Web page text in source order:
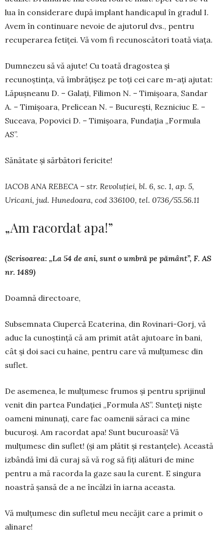
lua în considerare după implant han­dicapul în gradul I.
Avem în continuare ne­voie de ajutorul dvs., pen­tru
recuperarea fetiței. Vă vom fi recu­nos­cători toată viața.
Dumnezeu să vă ajute! Cu toată dragostea și
recunoștința, vă îmbrățișez pe toți cei care m-ați ajutat:
Lăpușneanu D. – Galați, Fili­mon N. – Timișoara, Sandar
A. – Timișoara, Pre­licean N. – București, Rezniciuc E. –
Suceava, Popovici D. – Timișoara, Fundația „Formula
AS”.
Sănătate și sărbători fericite!
IACOB ANA REBECA – str. Revoluției, bl. 6, sc. 1, ap. 5,
Uricani, jud. Hunedoara, cod 336100, tel. 0736/55.56.11
„Am racordat apa!”
(Scrisoarea: „La 54 de ani, sunt o umbră pe pământ”, F. AS
nr. 1489)
Doamnă directoare,
Subsemnata Ciupercă Ecaterina, din Rovi­nari-Gorj, vă
aduc la cunoștință că am primit atât aju­toare în bani,
cât și doi saci cu haine, pentru ca­re vă mulțumesc din
su­flet.
De asemenea, le mul­țumesc frumos și pentru sprijinul
venit din partea Fundației „For­mula AS”. Sunteți niște
oameni minunați, care fac oamenii săraci ca mine
bucuroși. Am ra­cordat apa! Sunt bucuroasă! Vă
mulțumesc din suflet! (și am plătit și restan­țele). Această
iz­bândă îmi dă curaj să vă rog să fiți alături de mine
pentru a mă racorda la gaze sau la curent. E sin­gura
noastră șansă de a ne încălzi în iarna aceas­ta.
Vă mulțumesc din sufletul meu necăjit care a primit o
alinare!